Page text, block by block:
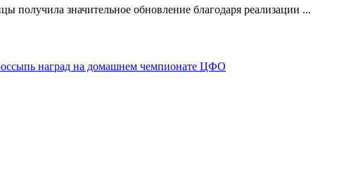
получила значительное обновление благодаря реализации ...